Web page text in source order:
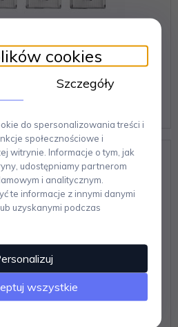
Szatkownica / Krajalnica do
z Pojemnikiem
cookies
Szczegóły
do spersonalizowania treści i
społecznościowe i
witrynie. Informacje o tym, jak
udostępniamy partnerom
i analitycznym.
te informacje z innymi danymi
uzyskanymi podczas
wszystkie